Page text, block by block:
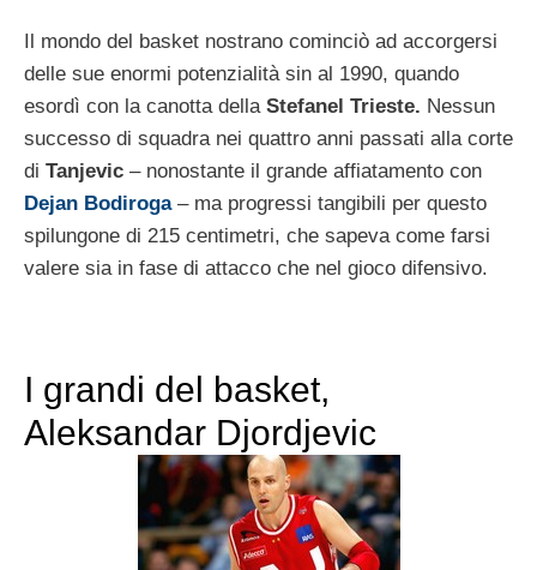
Il mondo del basket nostrano cominciò ad accorgersi
delle sue enormi potenzialità sin al 1990, quando
esordì con la canotta della Stefanel Trieste. Nessun
successo di squadra nei quattro anni passati alla corte
di Tanjevic – nonostante il grande affiatamento con
Dejan Bodiroga– ma progressi tangibili per questo
spilungone di 215 centimetri, che sapeva come farsi
valere sia in fase di attacco che nel gioco difensivo.
I grandi del basket,
Aleksandar Djordjevic